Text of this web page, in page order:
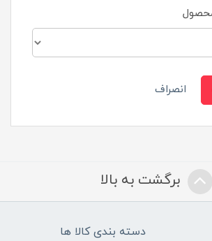
انصراف
برگشت به بالا
دسته بندی کالا ها